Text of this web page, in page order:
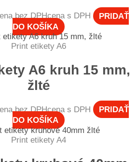
bez DPHcena s DPH
PRIDAŤ
DO KOŠÍKA
Print etikety A6
A6 kruh 15 mm,
žlté
bez DPHcena s DPH
PRIDAŤ
DO KOŠÍKA
Print etikety A4